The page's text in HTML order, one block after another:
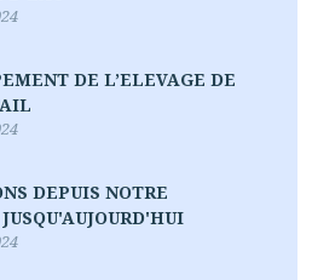
DE L’ELEVAGE DE
DEPUIS NOTRE